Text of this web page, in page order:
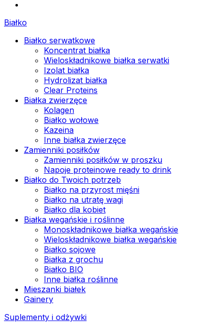
Białko
Białko serwatkowe
Koncentrat białka
Wieloskładnikowe białka serwatki
Izolat białka
Hydrolizat białka
Clear Proteins
Białka zwierzęce
Kolagen
Białko wołowe
Kazeina
Inne białka zwierzęce
Zamienniki posiłków
Zamienniki posiłków w proszku
Napoje proteinowe ready to drink
Białko do Twoich potrzeb
Białko na przyrost mięśni
Białko na utratę wagi
Białko dla kobiet
Białka wegańskie i roślinne
Monoskładnikowe białka wegańskie
Wieloskładnikowe białka wegańskie
Białko sojowe
Białka z grochu
Białko BIO
Inne białka roślinne
Mieszanki białek
Gainery
Suplementy i odżywki